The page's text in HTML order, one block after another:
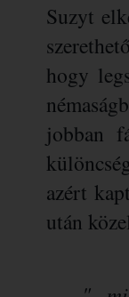
Suzyt
hogy
jobban
azért
után